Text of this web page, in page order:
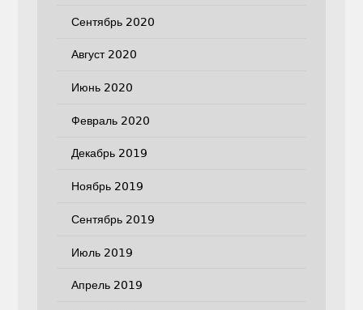
Сентябрь 2020
Август 2020
Июнь 2020
Февраль 2020
Декабрь 2019
Ноябрь 2019
Сентябрь 2019
Июль 2019
Апрель 2019